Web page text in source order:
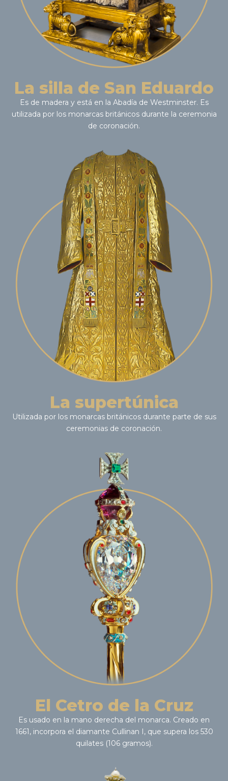
La silla de San Eduardo
Es de madera y está en la Abadía de Westminster. Es
utilizada por los monarcas británicos durante la ceremonia
de coronación.
La supertúnica
Utilizada por los monarcas británicos durante parte de sus
ceremonias de coronación.
El Cetro de la Cruz
Es usado en la mano derecha del monarca. Creado en
1661, incorpora el diamante Cullinan I, que supera los 530
quilates (106 gramos).